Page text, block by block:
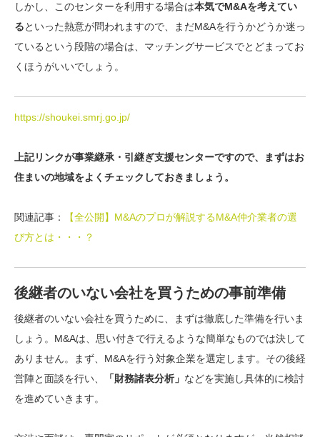
しかし、このセンターを利用する場合は本気でM&Aを考えてい
るといった熱意が問われますので、まだM&Aを行うかどうか迷っ
ているという段階の場合は、マッチングサービスでとどまってお
くほうがいいでしょう。
https://shoukei.smrj.go.jp/
上記リンクが事業継承・引継ぎ支援センターですので、まずはお
住まいの地域をよくチェックしておきましょう。
関連記事：
【全公開】M&Aのプロが解説するM&A仲介業者の選
び方とは・・・？
後継者のいない会社を買うための事前準備
後継者のいない会社を買うために、まずは徹底した準備を行いま
しょう。M&Aは、思い付きで行えるような簡単なものでは決して
ありません。まず、M&Aを行う対象企業を選定します。その後経
営陣と面談を行い、
「財務諸表分析」 などを実施し具体的に検討
を進めていきます。